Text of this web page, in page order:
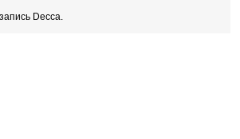
Decca.